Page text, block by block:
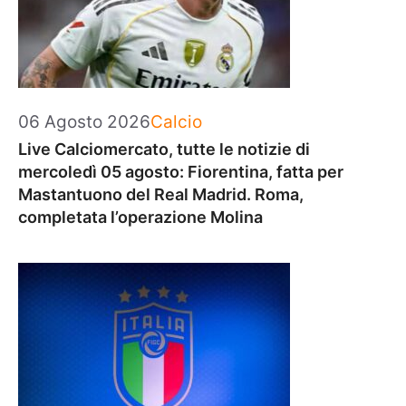
06 Agosto 2026Categorie
Calcio
Live Calciomercato, tutte le notizie di
mercoledì 05 agosto: Fiorentina, fatta per
Mastantuono del Real Madrid. Roma,
completata l’operazione Molina